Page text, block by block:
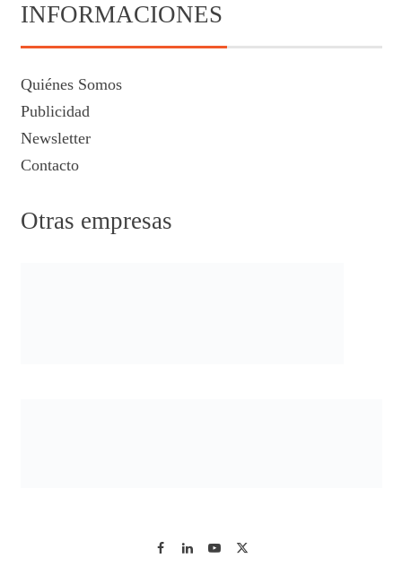
INFORMACIONES
Quiénes Somos
Publicidad
Newsletter
Contacto
Otras empresas